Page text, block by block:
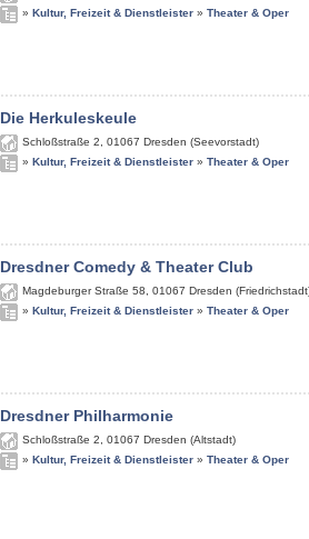
» Kultur, Freizeit & Dienstleister » Theater & Oper
Die Herkuleskeule
Schloßstraße 2 01067 Dresden (Seevorstadt)
» Kultur, Freizeit & Dienstleister » Theater & Oper
Dresdner Comedy & Theater Club
Magdeburger Straße 58 01067 Dresden
» Kultur, Freizeit & Dienstleister » Theater & Oper
Dresdner Philharmonie
Schloßstraße 2 01067 Dresden (Altstadt)
» Kultur, Freizeit & Dienstleister » Theater & Oper